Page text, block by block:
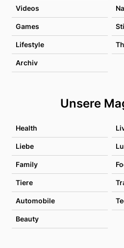
Videos
Games
Lifestyle
Archiv
Unsere
Health
Liebe
Family
Tiere
Automobile
Beauty